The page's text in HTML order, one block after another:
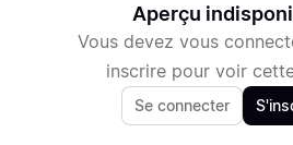
Aperçu
Vous devez vous
inscrire pour voir
Se connecter